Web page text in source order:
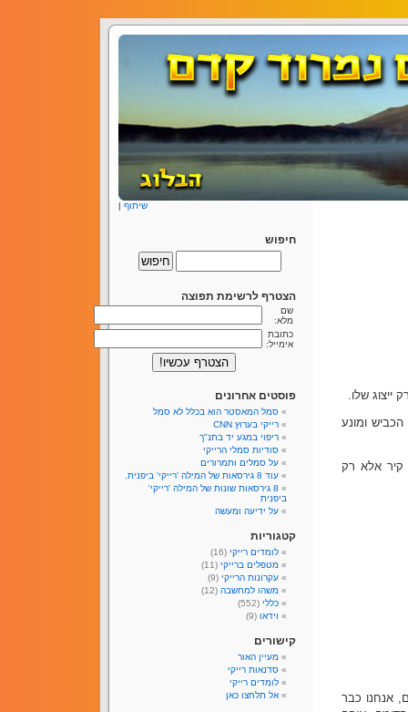
שיתוף |
שלו.
ומונע
קיר אלא רק
אנחנו כבר
חיפוש
הצטרף לרשימת תפוצה
שם
מלא:
כתובת
אימייל:
פוסטים אחרונים
סמל המאסטר הוא בכלל לא סמל
רייקי בערוץ CNN
ריפוי במגע יד בתנ"ך
סודיות סמלי הרייקי
על סמלים ותמרורים
עוד 8 גירסאות של המילה 'רייקי' ביפנית.
8 גירסאות שונות של המילה 'רייקי'
ביפנית
על ידיעה ומעשה
קטגוריות
לומדים רייקי (16)
מטפלים ברייקי (11)
עקרונות הרייקי (9)
משהו למחשבה (12)
כללי (552)
וידאו (9)
קישורים
מעיין האור
סדנאות רייקי
לומדים רייקי
אל תלחצו כאן